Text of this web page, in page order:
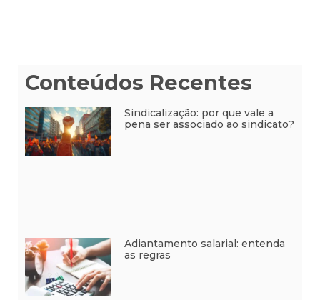
Conteúdos Recentes
Sindicalização: por que vale a
pena ser associado ao sindicato?
Adiantamento salarial: entenda
as regras